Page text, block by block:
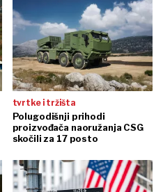
tvrtke i tržišta
Polugodišnji prihodi
proizvođača naoružanja CSG
skočili za 17 posto